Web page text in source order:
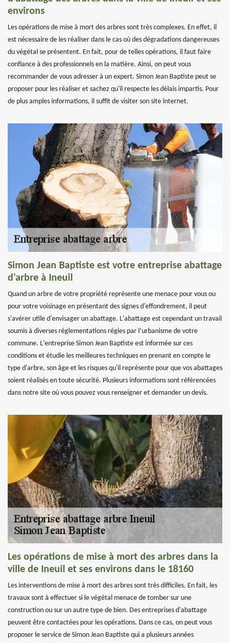
environs
Les opérations de mise à mort des arbres sont très complexes. En effet, il
est nécessaire de les réaliser dans le cas où des dégradations dangereuses
du végétal se présentent. En fait, pour de telles opérations, il faut faire
confiance à des professionnels en la matière. Ainsi, on peut vous
recommander de vous adresser à un expert. Simon Jean Baptiste peut se
proposer pour les réaliser et sachez qu'il respecte les délais impartis. Pour
de plus amples informations, il suffit de visiter son site internet.
Simon Jean Baptiste est votre entreprise abattage
d'arbre à Ineuil
Quand un arbre de votre propriété représente une menace pour vous ou
pour votre voisinage en présentant des signes d'effondrement, il peut
s'avérer utile d'envisager un abattage. L'abattage est cependant un travail
soumis à diverses réglementations régies par l’urbanisme de votre
commune. L'entreprise Simon Jean Baptiste est informée sur ces
conditions et étudie les meilleures techniques en prenant en compte le
type d'arbre, son âge et les risques qu'il représente pour que vos abattages
soient réalisés en toute sécurité. Plusieurs informations sont référencées
dans notre site où vous pouvez vous renseigner et demander un devis.
Les opérations de mise à mort des arbres dans la
ville de Ineuil et ses environs dans le 18160
Les interventions de mise à mort des arbres sont très difficiles. En fait, les
travaux sont à effectuer si le végétal menace de tomber sur une
construction ou sur un autre type de bien. Des entreprises d'abattage
peuvent être contactées pour les opérations. Dans ce cas, on peut vous
proposer le service de Simon Jean Baptiste qui a plusieurs années